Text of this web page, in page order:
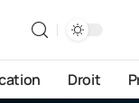
Droit